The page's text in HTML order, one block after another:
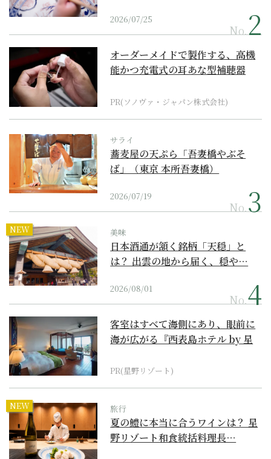
2026/07/25
No.
オーダーメイドで製作する、高機
能かつ充電式の耳あな型補聴器
PR(ソノヴァ・ジャパン株式会社)
サライ
蕎麦屋の天ぷら「吾妻橋やぶそ
ば」（東京 本所吾妻橋）
2026/07/19
No.
NEW 美味
日本酒通が頷く銘柄「天穏」と
は？ 出雲の地から届く、穏や…
2026/08/01
No.
客室はすべて海側にあり、眼前に
海が広がる『西表島ホテル by 星
PR(星野リゾート)
NEW 旅行
夏の鱧に本当に合うワインは？ 星
野リゾート和食統括料理長…